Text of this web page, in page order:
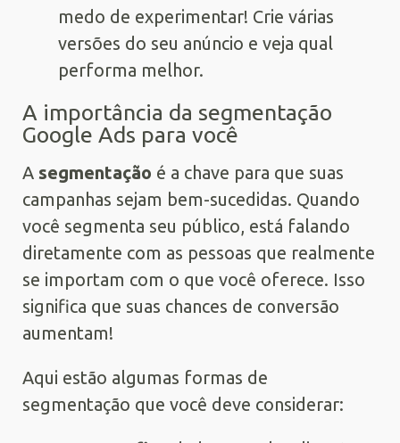
medo de experimentar! Crie várias
versões do seu anúncio e veja qual
performa melhor.
A importância da segmentação
Google Ads para você
A segmentação é a chave para que suas
campanhas sejam bem-sucedidas. Quando
você segmenta seu público, está falando
diretamente com as pessoas que realmente
se importam com o que você oferece. Isso
significa que suas chances de conversão
aumentam!
Aqui estão algumas formas de
segmentação que você deve considerar: